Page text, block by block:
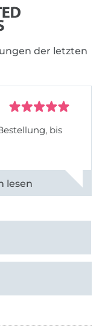
der letzten
bis